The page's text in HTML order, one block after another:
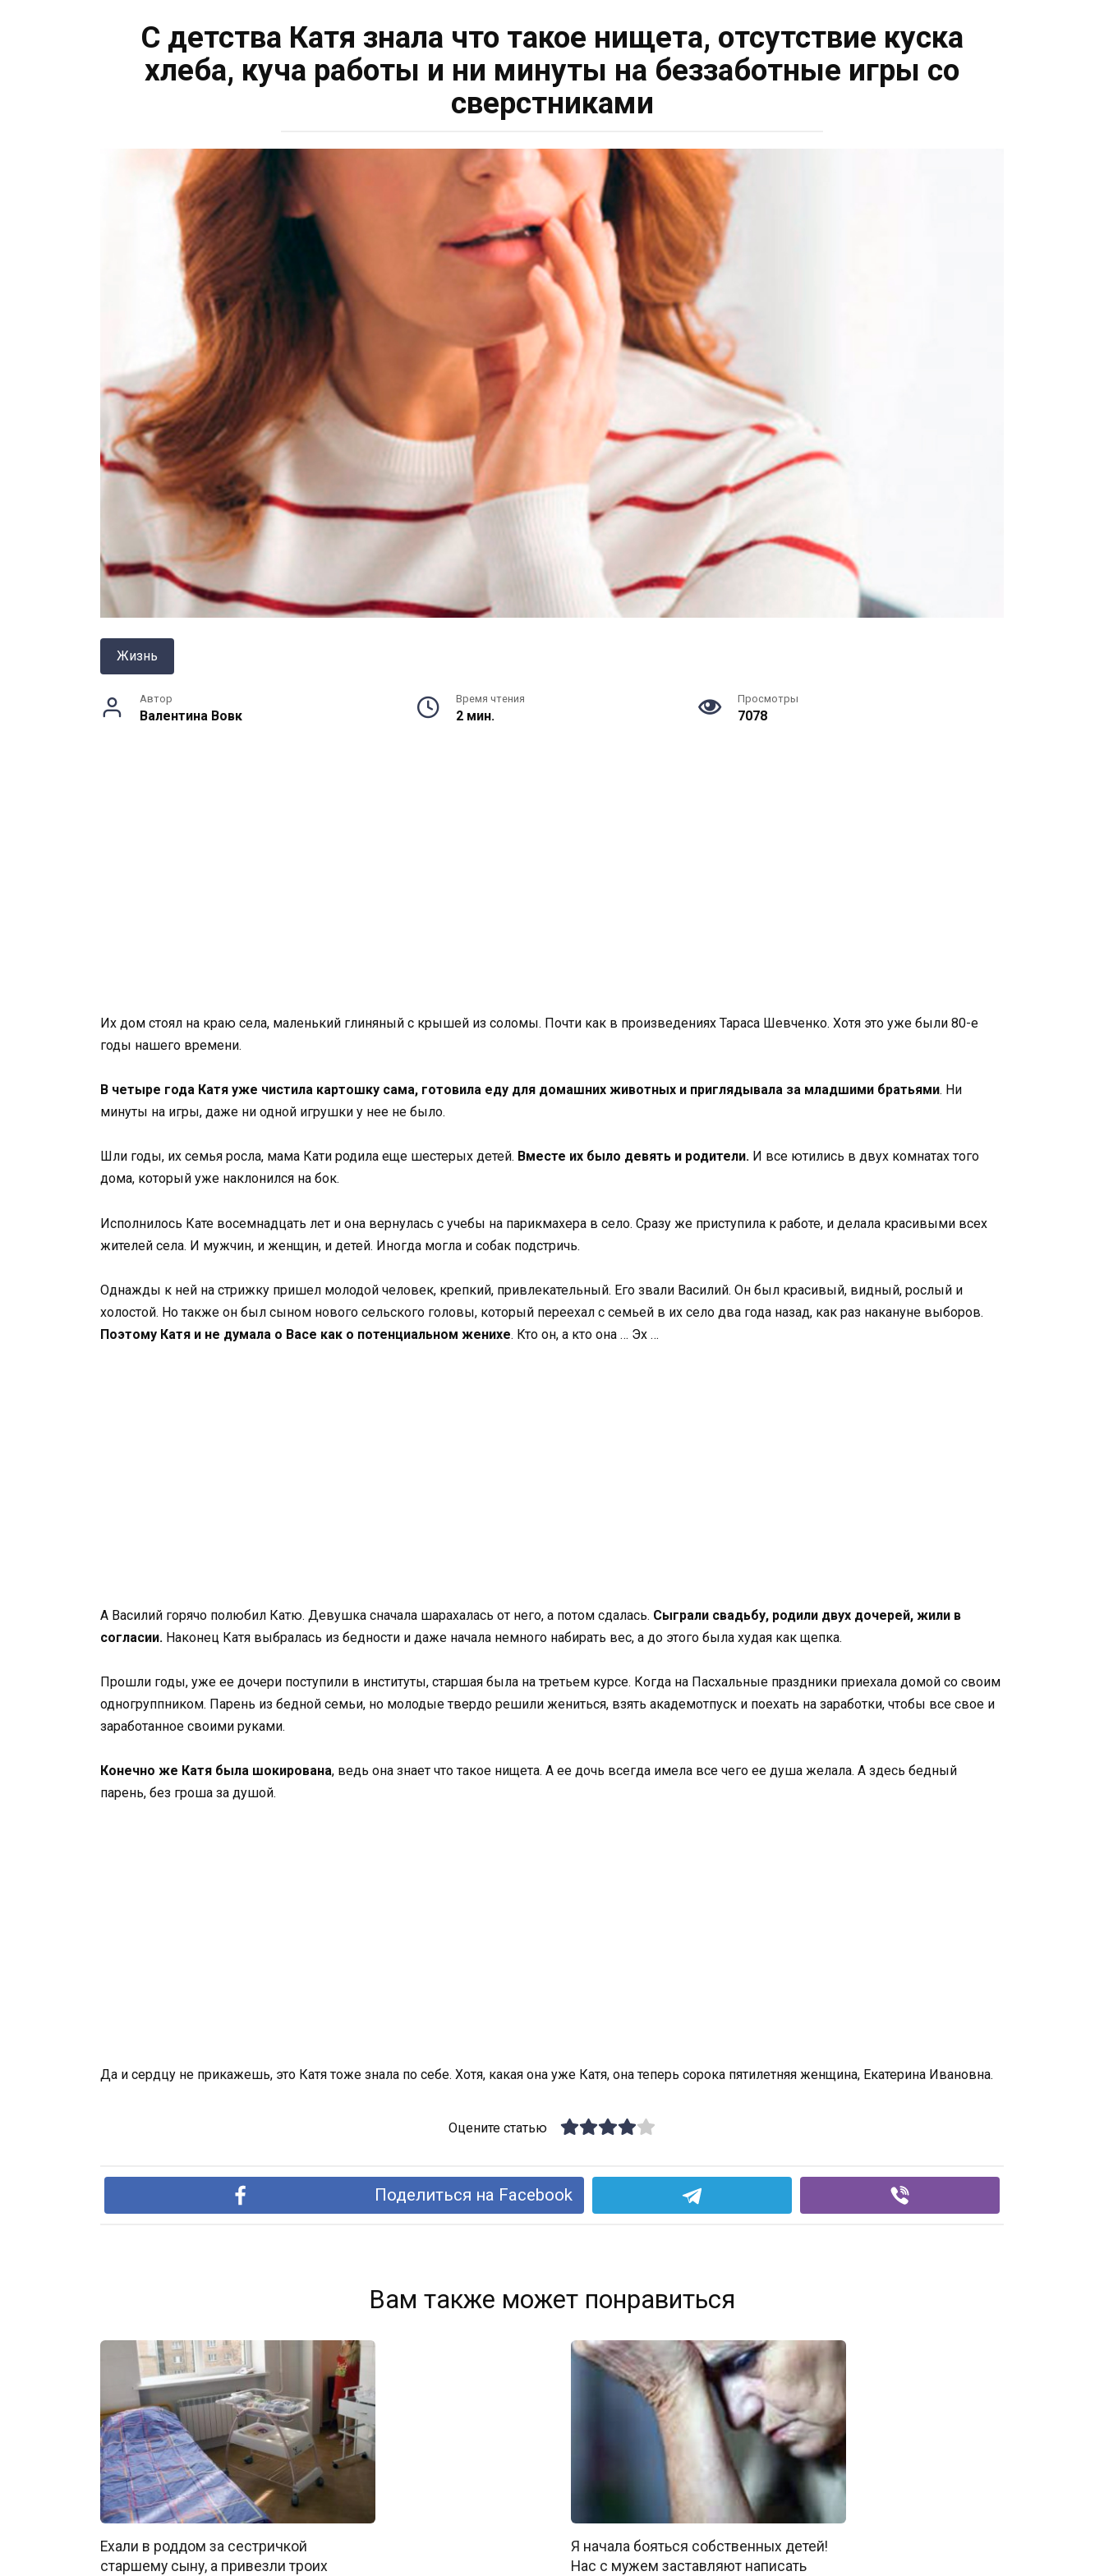
С детства Катя знала что такое нищета, отсутствие куска
хлеба, куча работы и ни минуты на беззаботные игры со
сверстниками
Жизнь
Автор
Валентина Вовк
Время чтения
2 мин.
Просмотры
7078
Их дом стоял на краю села, маленький глиняный с крышей из соломы. Почти как в произведениях Тараса Шевченко. Хотя это уже были 80-е
годы нашего времени.
В четыре года Катя уже чистила картошку сама, готовила еду для домашних животных и приглядывала за младшими братьями. Ни
минуты на игры, даже ни одной игрушки у нее не было.
Шли годы, их семья росла, мама Кати родила еще шестерых детей. Вместе их было девять и родители. И все ютились в двух комнатах того
дома, который уже наклонился на бок.
Исполнилось Кате восемнадцать лет и она вернулась с учебы на парикмахера в село. Сразу же приступила к работе, и делала красивыми всех
жителей села. И мужчин, и женщин, и детей. Иногда могла и собак подстричь.
Однажды к ней на стрижку пришел молодой человек, крепкий, привлекательный. Его звали Василий. Он был красивый, видный, рослый и
холостой. Но также он был сыном нового сельского головы, который переехал с семьей в их село два года назад, как раз накануне выборов.
Поэтому Катя и не думала о Васе как о потенциальном женихе. Кто он, а кто она … Эх …
А Василий горячо полюбил Катю. Девушка сначала шарахалась от него, а потом сдалась. Сыграли свадьбу, родили двух дочерей, жили в
согласии. Наконец Катя выбралась из бедности и даже начала немного набирать вес, а до этого была худая как щепка.
Прошли годы, уже ее дочери поступили в институты, старшая была на третьем курсе. Когда на Пасхальные праздники приехала домой со своим
одногруппником. Парень из бедной семьи, но молодые твердо решили жениться, взять академотпуск и поехать на заработки, чтобы все свое и
заработанное своими руками.
Конечно же Катя была шокирована, ведь она знает что такое нищета. А ее дочь всегда имела все чего ее душа желала. А здесь бедный
парень, без гроша за душой.
Да и сердцу не прикажешь, это Катя тоже знала по себе. Хотя, какая она уже Катя, она теперь сорока пятилетняя женщина, Екатерина Ивановна.
Оцените статью
Поделиться на Facebook
Вам также может понравиться
Ехали в роддом за сестричкой
старшему сыну, а привезли троих
Я начала бояться собственных детей!
Нас с мужем заставляют написать